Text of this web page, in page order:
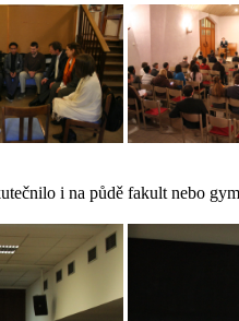
i na půdě fakult nebo